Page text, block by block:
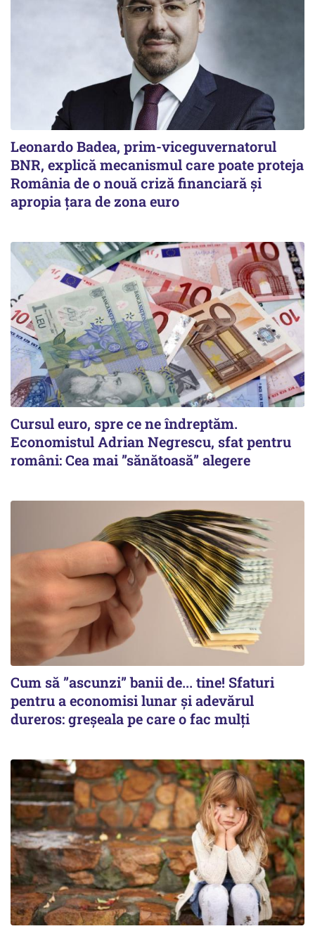
Leonardo Badea, prim-viceguvernatorul
BNR, explică mecanismul care poate proteja
România de o nouă criză financiară și
apropia țara de zona euro
Cursul euro, spre ce ne îndreptăm.
Economistul Adrian Negrescu, sfat pentru
români: Cea mai ”sănătoasă” alegere
Cum să ”ascunzi” banii de... tine! Sfaturi
pentru a economisi lunar și adevărul
dureros: greșeala pe care o fac mulți